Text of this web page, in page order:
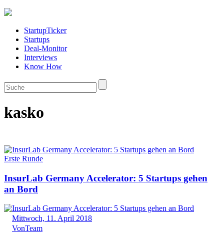
StartupTicker
Startups
Deal-Monitor
Interviews
Know How
kasko
Erste Runde
InsurLab Germany Accelerator: 5 Startups gehen
an Bord
Mittwoch, 11. April 2018
VonTeam